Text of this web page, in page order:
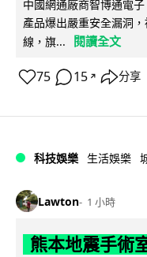
中國網通廠商智博通電
產品爆出嚴重安全漏洞
線，旗...
閱讀全文
75 15 ↗ 分享
科技娛樂 生活娛樂
Lawton 1 小時
熊本地震手術